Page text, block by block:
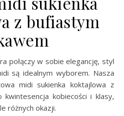
z bufiastym
połączy w sobie elegancję, styl
są idealnym wyborem. Nasza
midi sukienka koktajlowa z
kobiecości i klasy,
różnych okazji.